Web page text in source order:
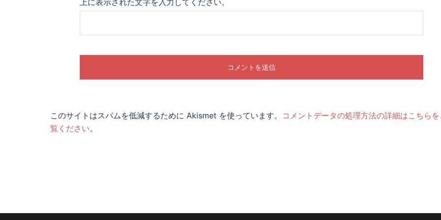
このサイトはスパムを低減するために Akismet を使っています。 コメントデータの処理方法の詳細はこちら
覧ください。